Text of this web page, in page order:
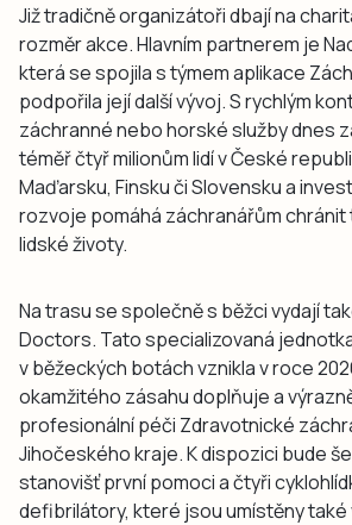
Již tradičně organizátoři dbají na
rozměr akce. Hlavním partnerem je
která se spojila s týmem aplikace
podpořila její další vývoj. S rychlým
záchranné nebo horské služby dnes
téměř čtyř milionům lidí v České
Maďarsku, Finsku či Slovensku a
rozvoje pomáhá záchranářům chránit
lidské životy.
Na trasu se společně s běžci vydají
Doctors. Tato specializovaná
v běžeckých botách vznikla v roce
okamžitého zásahu doplňuje a
profesionální péči Zdravotnické
Jihočeského kraje. K dispozici bude
stanovišť první pomoci a čtyři
defibrilátory, které jsou umístěny